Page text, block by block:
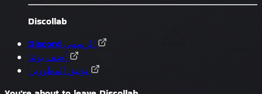
Discollab